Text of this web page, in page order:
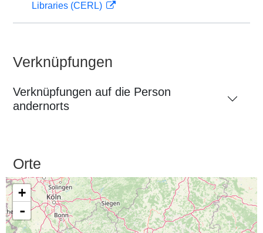
Libraries (CERL)
Verknüpfungen
Verknüpfungen auf die Person
andernorts
Orte
+
-